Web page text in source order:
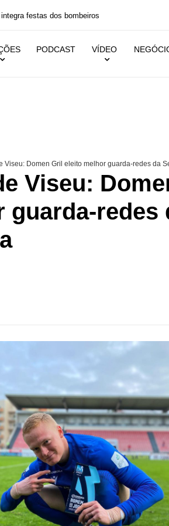
dos bombeiros
PODCAST VÍDEO
Viseu: Domen Gril eleito melhor guarda-redes da
Viseu:
guarda-redes